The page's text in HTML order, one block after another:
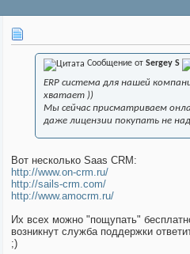
Сообщение от Sergey S
ERP система для нашей
хватает ))
Мы сейчас присматриваем
даже лицензии покупать не
Вот несколько Saas CRM:
http://www.on-crm.ru/
http://sails-crm.com/
http://www.amocrm.ru/
Их всех можно "пощупать"
возникнут служба поддержки
;)